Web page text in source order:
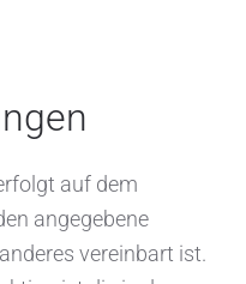
auf dem
angegebene
vereinbart ist.